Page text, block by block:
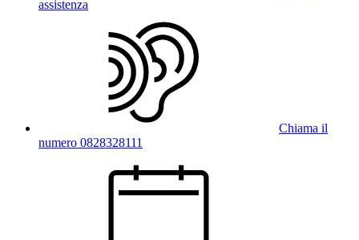
assistenza
Chiama il
numero 0828328111